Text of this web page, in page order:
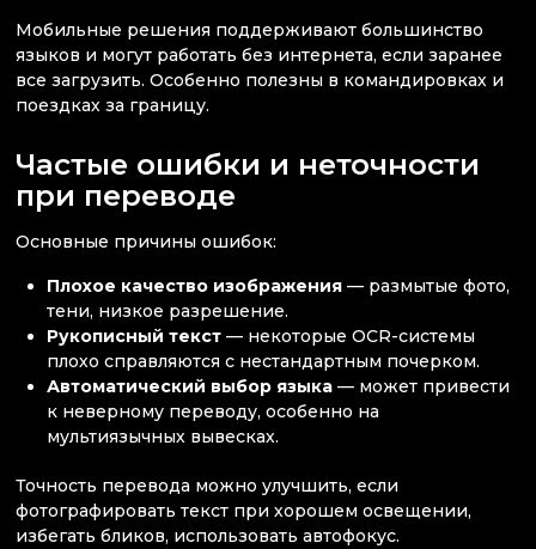
Мобильные решения поддерживают большинство
языков и могут работать без интернета, если заранее
все загрузить. Особенно полезны в командировках и
поездках за границу.
Частые ошибки и неточности
при переводе
Основные причины ошибок:
Плохое качество изображения — размытые фото,
тени, низкое разрешение.
Рукописный текст — некоторые OCR-системы
плохо справляются с нестандартным почерком.
Автоматический выбор языка — может привести
к неверному переводу, особенно на
мультиязычных вывесках.
Точность перевода можно улучшить, если
фотографировать текст при хорошем освещении,
избегать бликов, использовать автофокус.